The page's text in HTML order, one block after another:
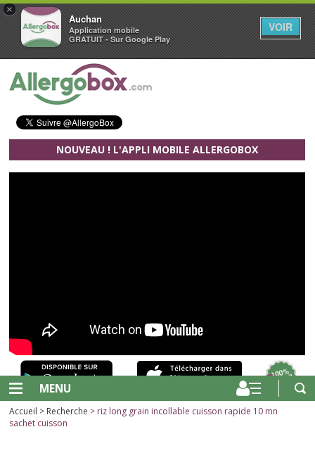
×
Auchan
Application mobile
GRATUIT - Sur Google Play
VOIR
Aller au contenu principal
NOUVEAU ! L'APPLI MOBILE ALLERGOBOX
MENU
Accueil > Recherche > riz long grain incollable cuisson rapide 10 mn
sachet cuisson